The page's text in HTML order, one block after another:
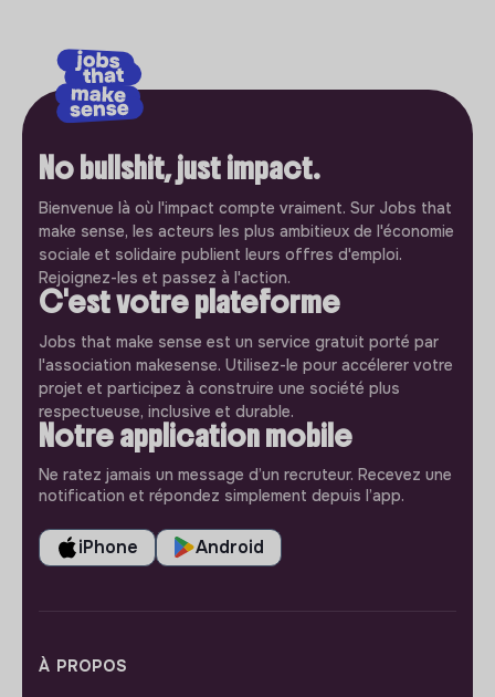
No bullshit, just impact.
Bienvenue là où l'impact compte vraiment. Sur Jobs that
make sense, les acteurs les plus ambitieux de l'économie
sociale et solidaire publient leurs offres d'emploi.
Rejoignez-les et passez à l'action.
C'est votre plateforme
Jobs that make sense est un service gratuit porté par
l'association makesense. Utilisez-le pour accélerer votre
projet et participez à construire une société plus
respectueuse, inclusive et durable.
Notre application mobile
Ne ratez jamais un message d’un recruteur. Recevez une
notification et répondez simplement depuis l’app.
iPhone Android
À PROPOS